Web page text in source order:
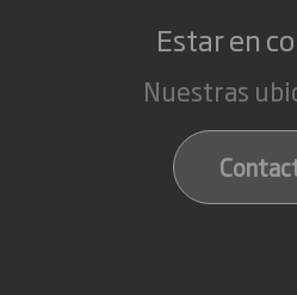
Estar en
Nuestras